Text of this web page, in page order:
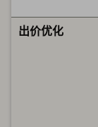
出价优化